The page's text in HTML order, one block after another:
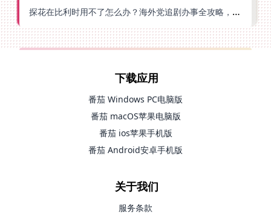
探花在比利时用不了怎么办？海外党追剧办事全攻略，选对加速器就够了
下载应用
番茄 Windows PC电脑版
番茄 macOS苹果电脑版
番茄 ios苹果手机版
番茄 Android安卓手机版
关于我们
服务条款